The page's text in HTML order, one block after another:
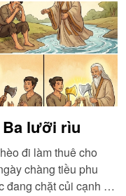
Ba lưỡi rìu
đi làm thuê cho
chàng tiều phu
đang chặt củi cạnh bờ